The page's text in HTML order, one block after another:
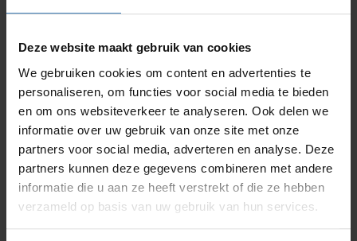
Deze website maakt gebruik van cookies
We gebruiken cookies om content en advertenties te
personaliseren, om functies voor social media te bieden
en om ons websiteverkeer te analyseren. Ook delen we
informatie over uw gebruik van onze site met onze
partners voor social media, adverteren en analyse. Deze
partners kunnen deze gegevens combineren met andere
informatie die u aan ze heeft verstrekt of die ze hebben
verzameld op basis van uw gebruik van hun services.
Hoe denkt een verzekeraar over een
autoverzekering op naam van de ouders?
naam lijkt een klein leugentje om bestwil of juist een
slimmigheidje om te besparen op de premie. Wanneer
een verzekeraar erachter komt noemt deze het anders.
Het afsluiten van een autoverzekering op naam van de
ouders is namelijk fraude en oplichting in de ogen van
een verzekeraar. Deze woorden klinken een stuk
zwaarder. In 2017 onderzochten verzekeraars een
kleine 30.000 dossiers op vermoeden van fraude. In